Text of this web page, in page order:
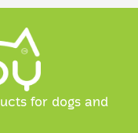
for dogs and